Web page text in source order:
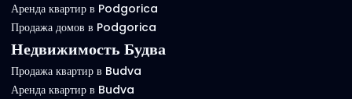
Аренда квартир в Podgorica
Продажа домов в Podgorica
Недвижимость Будва
Продажа квартир в Budva
Аренда квартир в Budva